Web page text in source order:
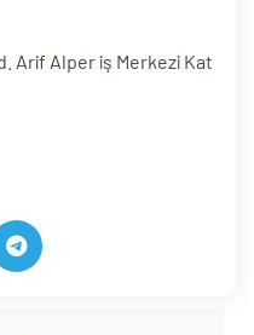
Arif Alper iş Merkezi Kat